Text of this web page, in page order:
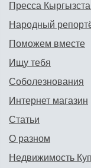
Пресса
Народный
Поможем вместе
Ищу тебя
Соболезнования
Интернет магазин
Статьи
О разном
Недвижимость